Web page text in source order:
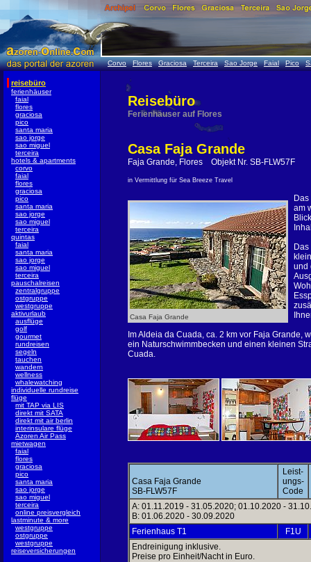
Corvo Flores Graciosa Terceira Sao Jorge Faial Pico
reisebüro
ferienhäuser
faial
flores
graciosa
pico
santa maria
sao jorge
sao miguel
terceira
hotels & apartments
corvo
faial
flores
graciosa
pico
santa maria
sao jorge
sao miguel
terceira
quintas
faial
santa maria
sao jorge
sao miguel
terceira
pauschalreisen
zentralgruppe
ostgruppe
westgruppe
aktivurlaub
ausflüge
golf
gourmet
rundreisen
segeln
tauchen
wandern
wellness
whalewatching
individuelle rundreise
flüge
mit TAP via LIS
direkt mit SATA
direkt mit air berlin
interinsulare flüge
Azoren Air Pass
mietwagen
faial
flores
graciosa
pico
santa maria
sao jorge
sao miguel
terceira
online preisvergleich
lastminute & more
westgruppe
ostgruppe
westgruppe
reiseversicherungen
Reisebüro
Ferienhäuser auf Flores
Casa Faja Grande
Faja Grande, Flores Objekt Nr. SB-FLW57F
in Vermittlung für Sea Breeze Travel
Casa Faja Grande
am
und
Im Aldeia da Cuada, ca. 2 km vor Faja Grande,
ein Naturschwimmbecken und einen kleinen
Cuada.
Casa Faja Grande
SB-FLW57F
Leist-
ungs-
Code
A: 01.11.2019 - 31.05.2020; 01.10.2020 -
B: 01.06.2020 - 30.09.2020
Ferienhaus T1
F1U
Endreinigung inklusive.
Preise pro Einheit/Nacht in Euro.